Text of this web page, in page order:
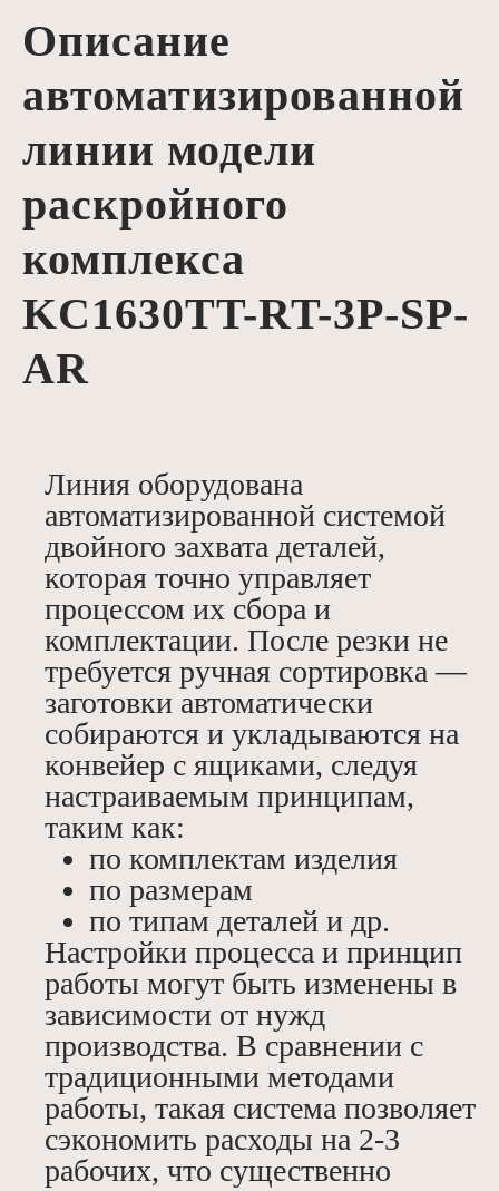
Описание
автоматизированной
линии модели
раскройного
комплекса
KC1630TT-RT-3P-SP-
AR
Линия оборудована
автоматизированной системой
двойного захвата деталей,
которая точно управляет
процессом их сбора и
комплектации. После резки не
требуется ручная сортировка —
заготовки автоматически
собираются и укладываются на
конвейер с ящиками, следуя
настраиваемым принципам,
таким как:
по комплектам изделия
по размерам
по типам деталей и др.
Настройки процесса и принцип
работы могут быть изменены в
зависимости от нужд
производства. В сравнении с
традиционными методами
работы, такая система позволяет
сэкономить расходы на 2-3
рабочих, что существенно